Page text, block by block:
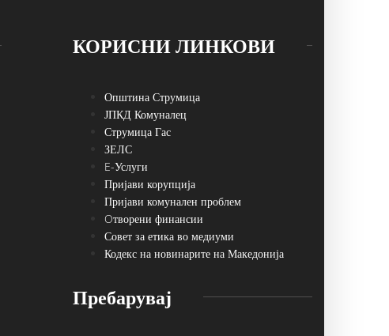
КОРИСНИ ЛИНКОВИ
Општина Струмица
ЈПКД Комуналец
Струмица Гас
ЗЕЛС
E-Услуги
Пријави корупција
Пријави комунален проблем
Oтворени финансии
Совет за етика во медиуми
Кодекс на новинарите на Македонија
Пребарувај